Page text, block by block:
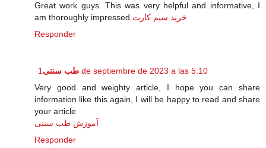
Great work guys. This was very helpful and informative, I
am thoroughly impressed. خرید سیم کارت
Responder
طب سنتی 1 de septiembre de 2023 a las 5:10
Very good and weighty article, I hope you can share
information like this again, I will be happy to read and share
your article
آموزش طب سنتی
Responder